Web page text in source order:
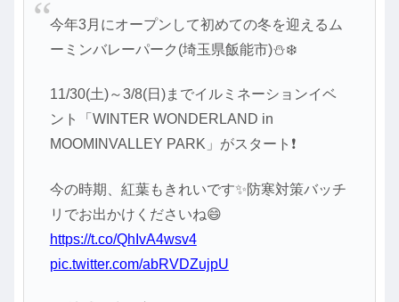
今年3月にオープンして初めての冬を迎えるム
ーミンバレーパーク(埼玉県飯能市)⛄❄️
11/30(土)～3/8(日)までイルミネーションイベ
ント「WINTER WONDERLAND in
MOOMINVALLEY PARK」がスタート❗
今の時期、紅葉もきれいです✨防寒対策バッチ
リでお出かけくださいね😄
https://t.co/QhIvA4wsv4
pic.twitter.com/abRVDZujpU